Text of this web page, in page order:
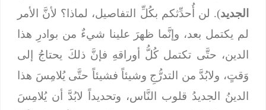
الجديد). لن أُحدِّثكم بكُلِّ التفاصيل، لماذا؟ لأنَّ الأمر
لم يكتمل بعد، وإنَّما ظهرَ علينا شيءٌ من بوادرِ هذا
الدين، حتَّى تكتمل كُلُّ أوراقهِ فإنَّ ذلكَ يحتاجُ إلى
وَقتٍ، ولابُدَّ من التدرُّجِ وشيئاً فشيئاً حتَّى يُلامِسَ هذا
الدينُ الجديدُ قلوب النَّاس، وتحديداً لابُدَّ أن يُلامِسَ